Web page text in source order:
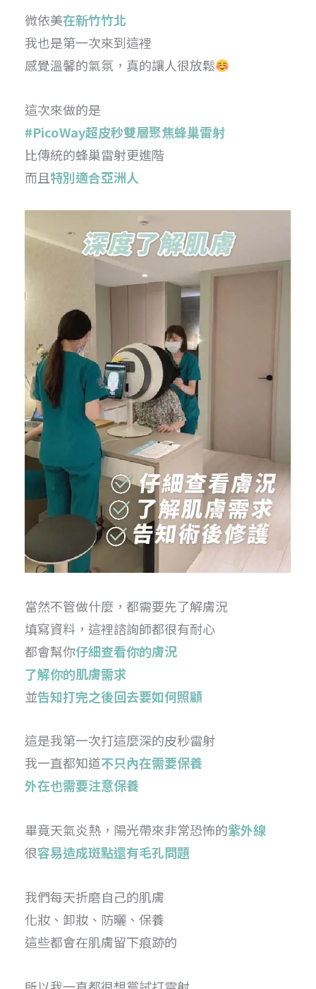
微依美在新竹竹北
我也是第一次來到這裡
感覺溫馨的氣氛，真的讓人很放鬆
這次來做的是
#PicoWay超皮秒雙層聚焦蜂巢雷射
比傳統的蜂巢雷射更進階
而且特別適合亞洲人
當然不管做什麼，都需要先了解膚況
填寫資料，這裡諮詢師都很有耐心
都會幫你仔細查看你的膚況
了解你的肌膚需求
並告知打完之後回去要如何照顧
這是我第一次打這麼深的皮秒雷射
我一直都知道不只內在需要保養
外在也需要注意保養
畢竟天氣炎熱，陽光帶來非常恐怖的紫外線
很容易造成斑點還有毛孔問題
我們每天折磨自己的肌膚
化妝、卸妝、防曬、保養
這些都會在肌膚留下痕跡的